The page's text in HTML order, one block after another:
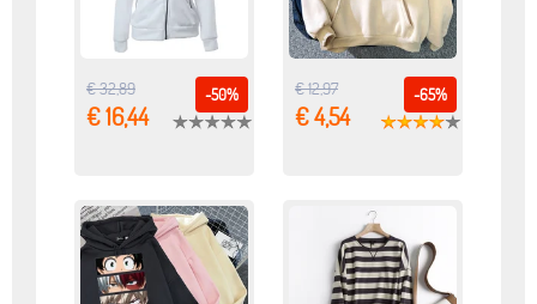
-50%
€ 32,89
€ 16,44
-65%
€ 12,97
€ 4,54